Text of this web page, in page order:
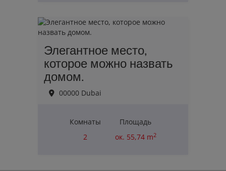
4 750 549,00 €
Элегантное место,
которое можно назвать
домом.
00000 Dubai
Комнаты
2
Площадь
ок. 55,74 m2